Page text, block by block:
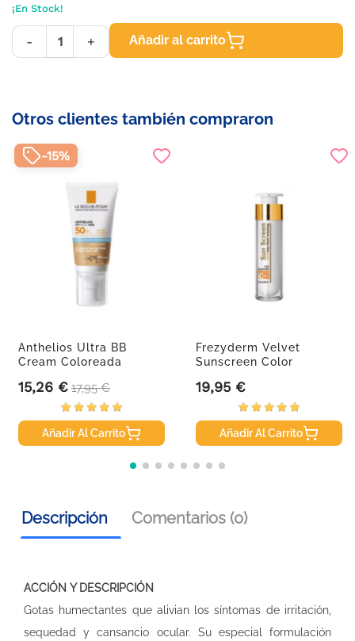
¡En Stock!
- + Añadir al carrito
Otros clientes también compraron
Anthelios Ultra BB
Cream Coloreada
Precio
15,26 € Precio base
17,95 €
Añadir Al Carrito
-15%
Frezyderm Velvet
Sunscreen Color
Precio
19,95 €
Añadir Al Carrito
Descripción Comentarios (0)
ACCIÓN Y DESCRIPCIÓN
Gotas humectantes que alivian los síntomas de irritación,
sequedad y cansancio ocular. Su especial formulación